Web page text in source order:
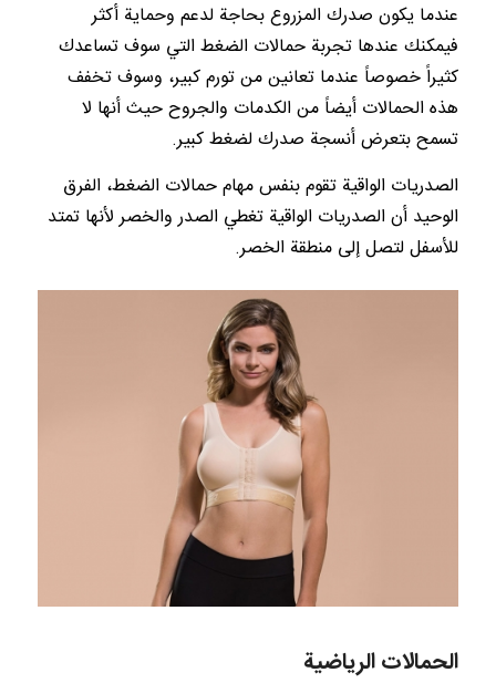
عندما يكون صدرك المزروع بحاجة لدعم وحماية أكثر
فيمكنك عندها تجربة حمالات الضغط التي سوف تساعدك
كثيراً خصوصاً عندما تعانين من تورم كبير، وسوف تخفف
هذه الحمالات أيضاً من الكدمات والجروح حيث أنها لا
تسمح بتعرض أنسجة صدرك لضغط كبير.
الصدريات الواقية تقوم بنفس مهام حمالات الضغط، الفرق
الوحيد أن الصدريات الواقية تغطي الصدر والخصر لأنها تمتد
للأسفل لتصل إلى منطقة الخصر.
الحمالات الرياضية